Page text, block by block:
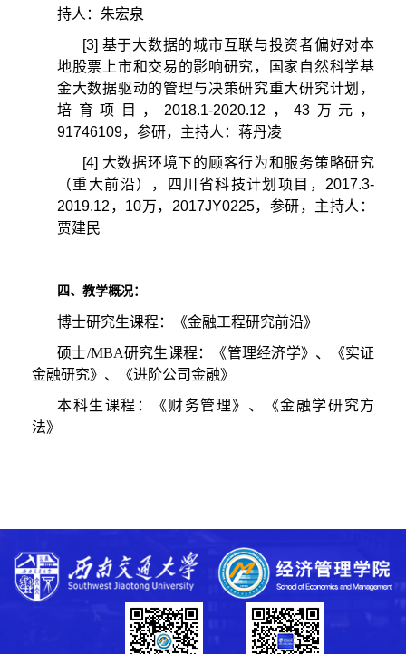
持人：朱宏泉
[3] 基于大数据的城市互联与投资者偏好对本
地股票上市和交易的影响研究，国家自然科学基
金大数据驱动的管理与决策研究重大研究计划，
培育项目， 2018.1-2020.12 ，43 万元，
91746109，参研，主持人：蒋丹凌
[4] 大数据环境下的顾客行为和服务策略研究
（重大前沿），四川省科技计划项目， 2017.3-
2019.12 ， 10万， 2017JY0225，参研，主持人：
贾建民
四、教学概况：
博士研究生课程： 《金融工程研究前沿》
硕士/MBA研究生课程： 《管理经济学》 、 《实证
金融研究》 、 《进阶公司金融》
本科生课程：
《 财务管理》 、 《金融学研究方
法》